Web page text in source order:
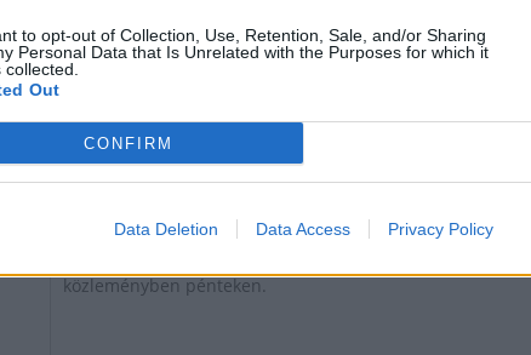
to opt-out of Collection, Use, Retention, Sale, and/or Sharing
Personal Data that Is Unrelated with the Purposes for which it
collected.
Out
CONFIRM
Data Deletion Data Access Privacy Policy
tartanak október 31-én, hétfőn és november 1-jén,
kedden az ügyfélszolgálati irodák, a telefonos
ügyfélszolgálat, a lakossági szelektív hulladékgyűjtő-
Központok - tudatta a Budapesti Közművek Nonprofit
közleményben pénteken.